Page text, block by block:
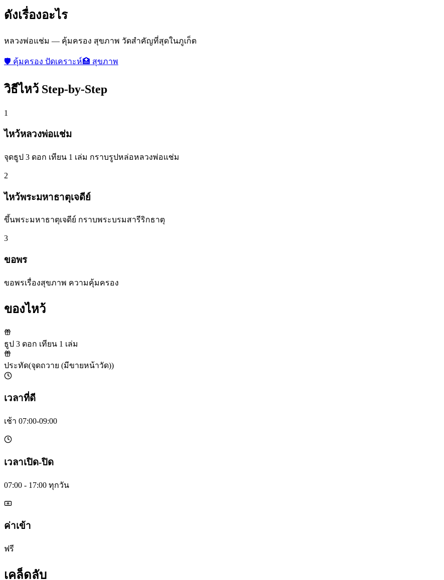
ดังเรื่องอะไร
หลวงพ่อแช่ม — คุ้มครอง สุขภาพ วัดสำคัญที่สุดในภูเก็ต
🛡️ คุ้มครอง ปัดเคราะห์🏥 สุขภาพ
วิธีไหว้ Step-by-Step
1
ไหว้หลวงพ่อแช่ม
จุดธูป 3 ดอก เทียน 1 เล่ม กราบรูปหล่อหลวงพ่อแช่ม
2
ไหว้พระมหาธาตุเจดีย์
ขึ้นพระมหาธาตุเจดีย์ กราบพระบรมสารีริกธาตุ
3
ขอพร
ขอพรเรื่องสุขภาพ ความคุ้มครอง
ของไหว้
ธูป 3 ดอก เทียน 1 เล่ม
ประทัด(จุดถวาย (มีขายหน้าวัด))
เวลาที่ดี
เช้า 07:00-09:00
เวลาเปิด-ปิด
07:00 - 17:00 ทุกวัน
ค่าเข้า
ฟรี
เคล็ดลับ